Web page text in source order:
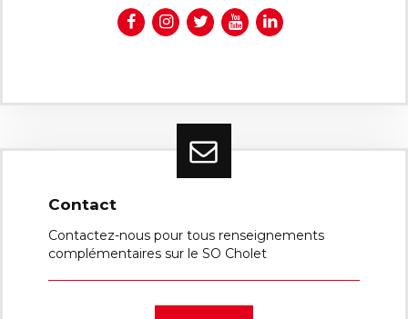
Contact
Contactez-nous pour tous renseignements
complémentaires sur le SO Cholet